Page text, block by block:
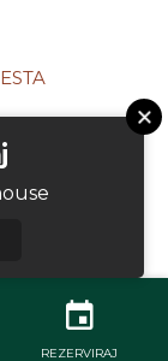
REZERVIRAJ